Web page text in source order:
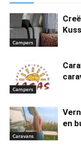
Campers
Campers
Caravans
en